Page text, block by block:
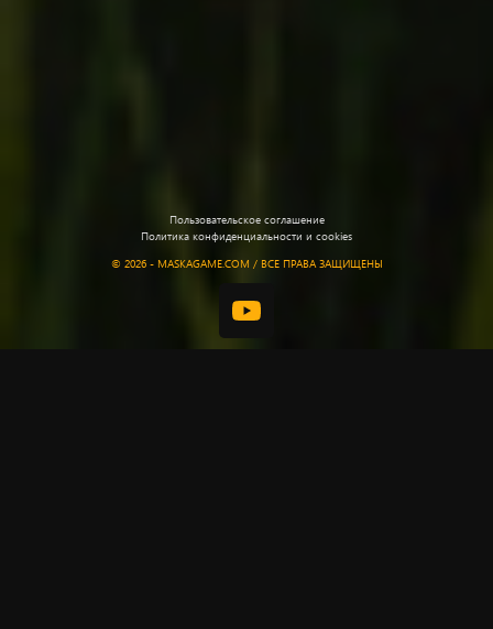
Пользовательское соглашение
Политика конфиденциальности и cookies
© 2026 - MASKAGAME.COM / ВСЕ ПРАВА ЗАЩИЩЕНЫ